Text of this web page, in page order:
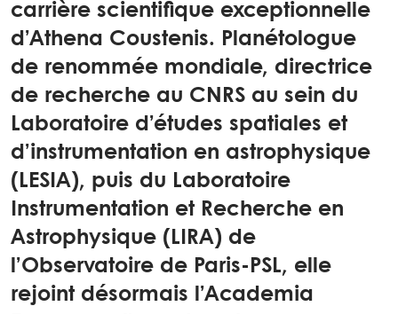
carrière scientifique exceptionnelle
d’Athena Coustenis. Planétologue
de renommée mondiale, directrice
de recherche au CNRS au sein du
Laboratoire d’études spatiales et
d’instrumentation en astrophysique
(LESIA), puis du Laboratoire
Instrumentation et Recherche en
Astrophysique (LIRA) de
l’Observatoire de Paris-PSL, elle
rejoint désormais l’Academia